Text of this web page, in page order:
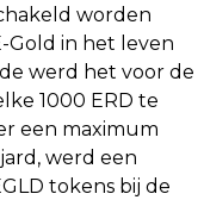
worden
Gold in het leven
werd het voor de
1000 ERD te
een maximum
werd een
tokens bij de